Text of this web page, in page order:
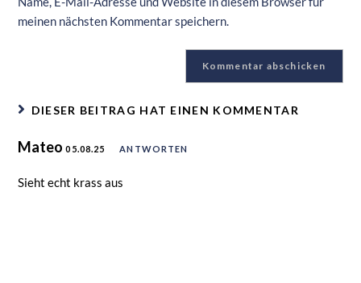
meinen nächsten Kommentar speichern.
DIESER BEITRAG HAT EINEN KOMMENTAR
Mateo05.08.25 ANTWORTEN
Sieht echt krass aus